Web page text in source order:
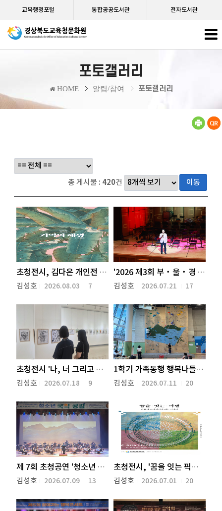
교육행정포털 통합공공도서관 전자도서관
포토갤러리
HOME 알림/참여 포토갤러리
총 게시물 : 420건 이동
초청전시, 김다은 개인전 ‘기억의 재생(再生)’개최
김성호
2026.08.03 7
'2026 제3회 부‧울‧경 4개 시도 청소년 교류음악회' 개최
김성호
2026.07.21 17
초청전시 '나, 너 그리고 우리 꿈을 그리다' 개최
김성호
2026.07.18 9
1학기 가족동행 행복나들이 개최
김성호
2026.07.11 20
제 7회 초청공연 '청소년 국악 공감' 개최
김성호
2026.07.09 13
초청전시, '꿈을 잇는 픽셀' 개최
김성호
2026.07.01 20